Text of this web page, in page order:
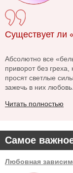
Самое
Любовная
Существует ли
Абсолютно все
приворот без
просят светлые
зажечь в них
Читать полностью